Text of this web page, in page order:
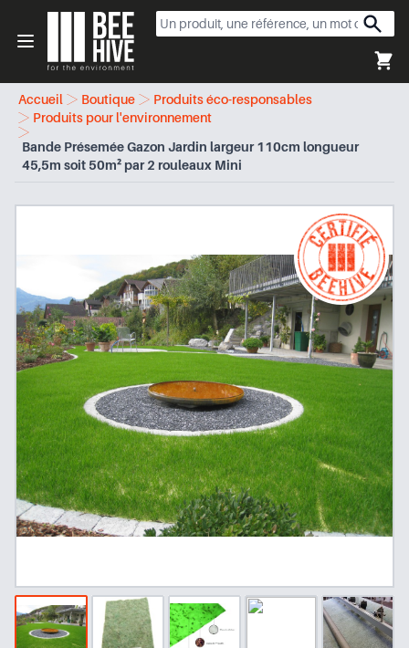
Open menu
Beehive
Accueil Boutique
Produits éco-responsables
Produits pour l'environnement
Bande Présemée Gazon Jardin largeur 110cm longueur
45,5m soit 50m² par 2 rouleaux Mini